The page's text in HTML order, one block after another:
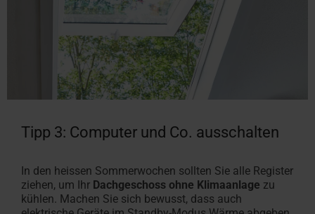
Tipp 3: Computer und Co. ausschalten
In den heissen Sommerwochen sollten Sie alle Register
ziehen, um Ihr Dachgeschoss ohne Klimaanlage zu
kühlen. Machen Sie sich bewusst, dass auch